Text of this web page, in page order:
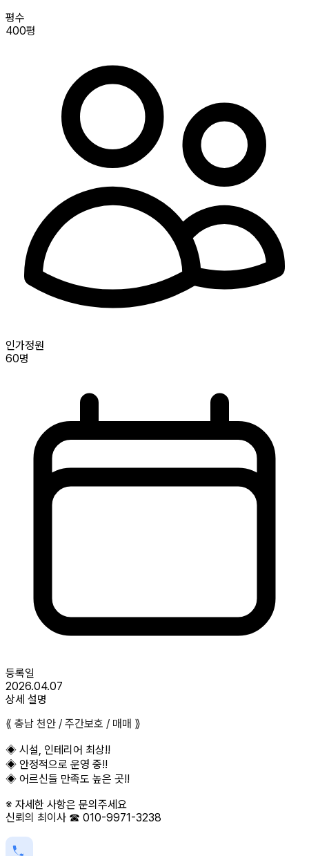
평수
400평
인가정원
60명
등록일
2026.04.07
상세 설명
⟪ 충남 천안 / 주간보호 / 매매 ⟫
◈ 시설, 인테리어 최상!!
◈ 안정적으로 운영 중!!
◈ 어르신들 만족도 높은 곳!!
※ 자세한 사항은 문의주세요
신뢰의 최이사 ☎ 010-9971-3238